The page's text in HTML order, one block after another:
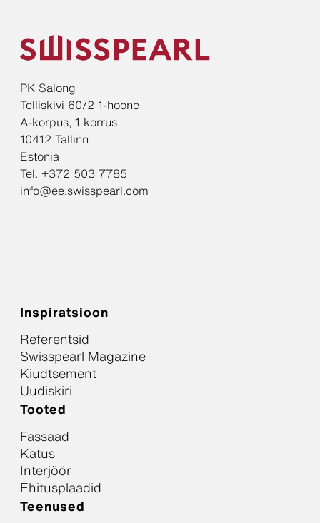
PK Salong
Telliskivi 60/2 1-hoone
A-korpus, 1 korrus
10412 Tallinn
Estonia
Tel. +372 503 7785
info@ee.swisspearl.com
Inspiratsioon
Referentsid
Swisspearl Magazine
Kiudtsement
Uudiskiri
Tooted
Fassaad
Katus
Interjöör
Ehitusplaadid
Teenused